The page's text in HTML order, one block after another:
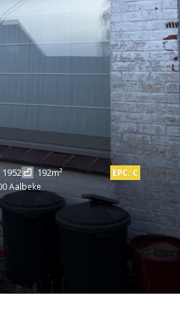
1952 192m²
EPC: C
Aalbeke